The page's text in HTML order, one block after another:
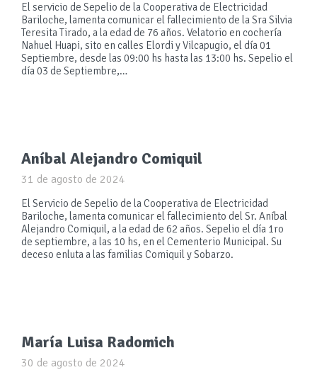
El servicio de Sepelio de la Cooperativa de Electricidad
Bariloche, lamenta comunicar el fallecimiento de la Sra Silvia
Teresita Tirado, a la edad de 76 años. Velatorio en cochería
Nahuel Huapi, sito en calles Elordi y Vilcapugio, el día 01
Septiembre, desde las 09:00 hs hasta las 13:00 hs. Sepelio el
día 03 de Septiembre,…
Aníbal Alejandro Comiquil
31 de agosto de 2024
El Servicio de Sepelio de la Cooperativa de Electricidad
Bariloche, lamenta comunicar el fallecimiento del Sr. Aníbal
Alejandro Comiquil, a la edad de 62 años. Sepelio el día 1ro
de septiembre, a las 10 hs, en el Cementerio Municipal. Su
deceso enluta a las familias Comiquil y Sobarzo.
María Luisa Radomich
30 de agosto de 2024